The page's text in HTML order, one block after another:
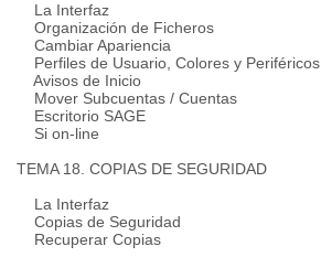
La Interfaz
Organización de Ficheros
Cambiar Apariencia
Perfiles de Usuario, Colores y Periféricos
Avisos de Inicio
Mover Subcuentas / Cuentas
Escritorio SAGE
Si on-line
TEMA 18. COPIAS DE SEGURIDAD
La Interfaz
Copias de Seguridad
Recuperar Copias